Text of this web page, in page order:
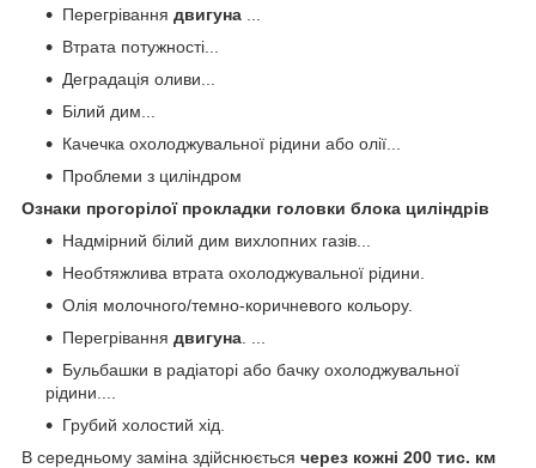
Перегрівання двигуна
Втрата потужності...
Деградація оливи...
Білий дим...
Качечка охолоджувальної рідини або олії...
Проблеми з циліндром
Ознаки прогорілої прокладки головки блока циліндрів
Надмірний білий дим вихлопних газів...
Необтяжлива втрата охолоджувальної рідини.
Олія молочного/темно-коричневого кольору.
Перегрівання двигуна
Бульбашки в радіаторі або бачку охолоджувальної
рідини....
Грубий холостий хід.
В середньому заміна здійснюється через кожні 200 тис. км